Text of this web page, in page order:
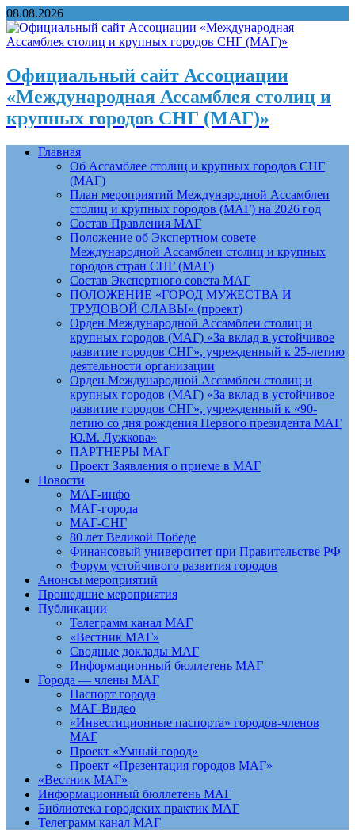
08.08.2026
Официальный сайт Ассоциации
«Международная Ассамблея столиц и
крупных городов СНГ (МАГ)»
Главная
Об Ассамблее столиц и крупных городов СНГ
(МАГ)
План мероприятий Международной Ассамблеи
столиц и крупных городов (МАГ) на 2026 год
Состав Правления МАГ
Положение об Экспертном совете
Международной Ассамблеи столиц и крупных
городов стран СНГ (МАГ)
Состав Экспертного совета МАГ
ПОЛОЖЕНИЕ «ГОРОД МУЖЕСТВА И
ТРУДОВОЙ СЛАВЫ» (проект)
Орден Международной Ассамблеи столиц и
крупных городов (МАГ) «За вклад в устойчивое
развитие городов СНГ», учрежденный к 25-летию
деятельности организации
Орден Международной Ассамблеи столиц и
крупных городов (МАГ) «За вклад в устойчивое
развитие городов СНГ», учрежденный к «90-
летию со дня рождения Первого президента МАГ
Ю.М. Лужкова»
ПАРТНЕРЫ МАГ
Проект Заявления о приеме в МАГ
Новости
МАГ-инфо
МАГ-города
МАГ-СНГ
80 лет Великой Победе
Финансовый университет при Правительстве РФ
Форум устойчивого развития городов
Анонсы мероприятий
Прошедшие мероприятия
Публикации
Телеграмм канал МАГ
«Вестник МАГ»
Сводные доклады МАГ
Информационный бюллетень МАГ
Города — члены МАГ
Паспорт города
МАГ-Видео
«Инвестиционные паспорта» городов-членов
МАГ
Проект «Умный город»
Проект «Презентация городов МАГ»
«Вестник МАГ»
Информационный бюллетень МАГ
Библиотека городских практик МАГ
Телеграмм канал МАГ